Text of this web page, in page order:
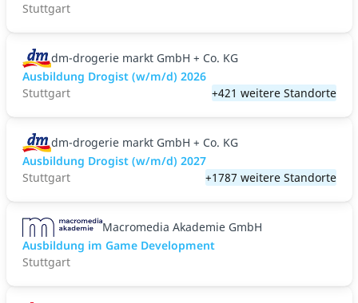
Stuttgart
dm-drogerie markt GmbH + Co. KG
Ausbildung Drogist (w/m/d) 2026
Stuttgart
+421 weitere Standorte
dm-drogerie markt GmbH + Co. KG
Ausbildung Drogist (w/m/d) 2027
Stuttgart
+1787 weitere Standorte
Macromedia Akademie GmbH
Ausbildung im Game Development
Stuttgart